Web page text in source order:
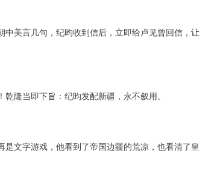
美言几句，纪昀收到信后，立即给卢见曾回信，让
隆当即下旨：纪昀发配新疆，永不叙用。
文字游戏，他看到了帝国边疆的荒凉，也看清了皇